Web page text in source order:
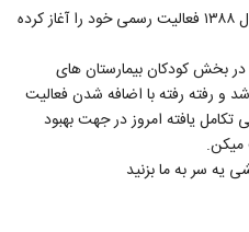
موسسه خیریه کودکان فرشته اند از سال ۱۳۸۸ فعالیت رسمی خود را آغاز کرده
بخش کودکان بیمارستان های
و رفته رفته با اضافه شدن فعالیت
یافته امروز در جهت بهبود
یه سر به ما بزنید